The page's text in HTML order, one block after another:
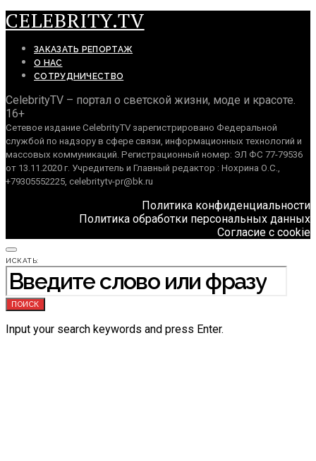
CELEBRITY.TV
ЗАКАЗАТЬ РЕПОРТАЖ
О НАС
СОТРУДНИЧЕСТВО
CelebrityTV – портал о светской жизни, моде и красоте.
16+
Сетевое издание CelebrityTV зарегистрировано Федеральной
службой по надзору в сфере связи, информационных технологий и
массовых коммуникаций. Регистрационный номер: ЭЛ ФС 77-79536
от 13.11.2020 г. Учредитель и Главный редактор : Нохрина О.С.,
+79305552225, celebritytv-pr@bk.ru
Политика конфиденциальности
Политика обработки персональных данных
Согласие с cookie
ИСКАТЬ:
ПОИСК
Input your search keywords and press Enter.